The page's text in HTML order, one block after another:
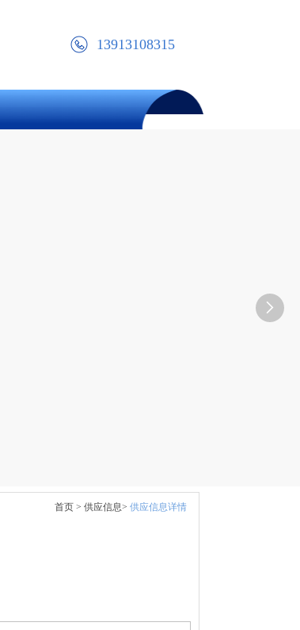
13913108315

首页 > 供应信息> 供应信息详情